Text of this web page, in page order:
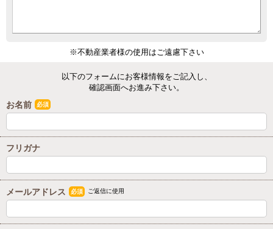
※不動産業者様の使用はご遠慮下さい
以下のフォームにお客様情報をご記入し、
確認画面へお進み下さい。
お名前 必須
フリガナ
メールアドレス 必須 ご返信に使用